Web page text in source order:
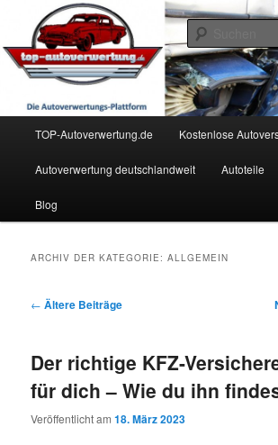
wechseln
sekundären
Inhalt
wechselnTOP-
TOP-Autoverwertung.de Kostenlose
Autoverwertung deutschlandweit Autoteile
Blog
ARCHIV DER KATEGORIE:ALLGEMEIN
Beitrags-
← Ältere Beiträge
Der richtige KFZ-
für dich – Wie du ihn
Veröffentlicht am18. März 2023